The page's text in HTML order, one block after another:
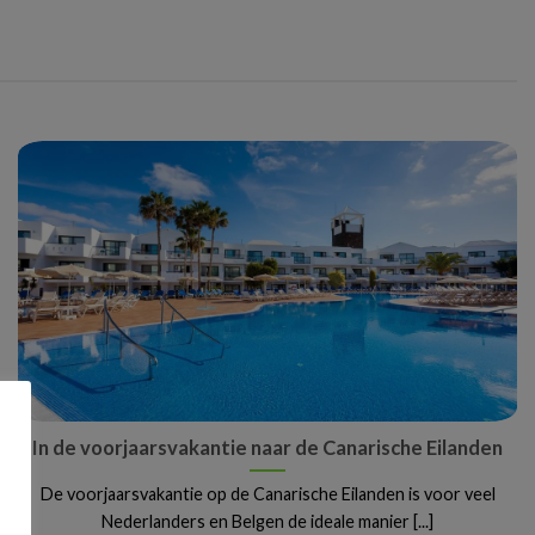
In de voorjaarsvakantie naar de Canarische Eilanden
De voorjaarsvakantie op de Canarische Eilanden is voor veel
Nederlanders en Belgen de ideale manier [...]